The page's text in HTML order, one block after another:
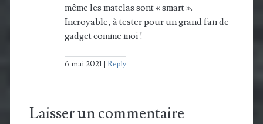
même les matelas sont « smart ».
Incroyable, à tester pour un grand fan de
gadget comme moi !
6 mai 2021 Reply
Laisser un commentaire